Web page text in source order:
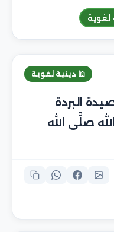
لغوية
🕌 دينية لغوية
البردة
صلَّى الله